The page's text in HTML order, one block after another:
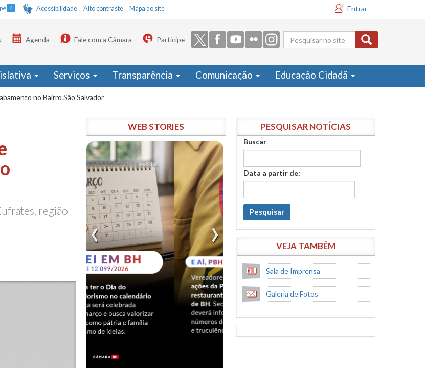
4 Acessibilidade Alto contraste Mapa do site Entrar
Formulário
de busca
Agenda Fale com a Câmara Participe
Serviços Transparência Comunicação Educação Cidadã
no Bairro São Salvador
região
WEB STORIES PESQUISAR NOTÍCIAS
Buscar
Data a partir de:
Pesquisar
VEJA TAMBÉM
Sala de Imprensa
Galeria de Fotos